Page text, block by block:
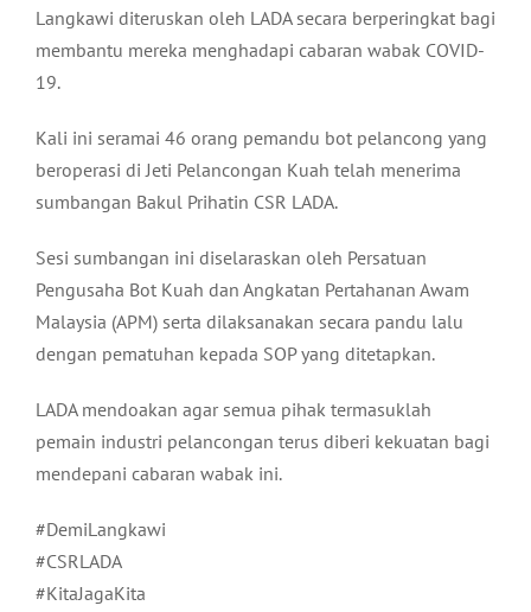
Langkawi diteruskan oleh LADA secara berperingkat bagi
membantu mereka menghadapi cabaran wabak COVID-
19.
Kali ini seramai 46 orang pemandu bot pelancong yang
beroperasi di Jeti Pelancongan Kuah telah menerima
sumbangan Bakul Prihatin CSR LADA.
Sesi sumbangan ini diselaraskan oleh Persatuan
Pengusaha Bot Kuah dan Angkatan Pertahanan Awam
Malaysia (APM) serta dilaksanakan secara pandu lalu
dengan pematuhan kepada SOP yang ditetapkan.
LADA mendoakan agar semua pihak termasuklah
pemain industri pelancongan terus diberi kekuatan bagi
mendepani cabaran wabak ini.
#DemiLangkawi
#CSRLADA
#KitaJagaKita